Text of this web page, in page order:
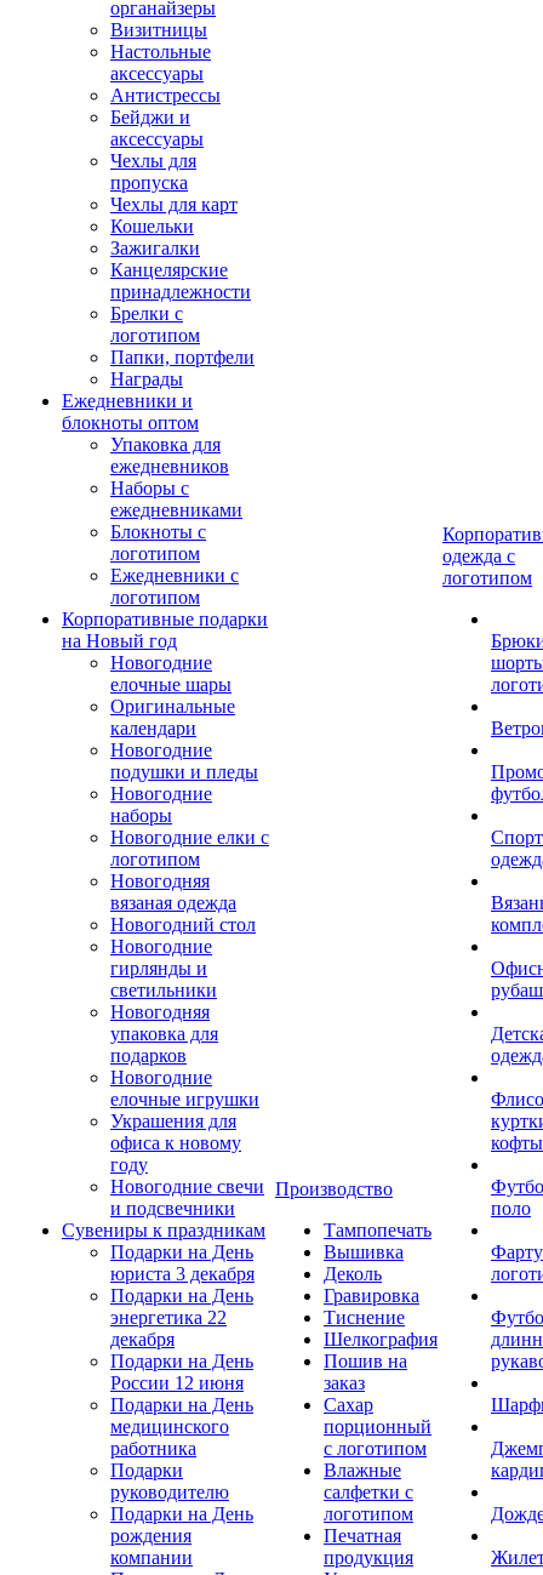
органайзеры
Визитницы
Настольные
аксессуары
Антистрессы
Бейджи и
аксессуары
Чехлы для
пропуска
Чехлы для карт
Кошельки
Зажигалки
Канцелярские
принадлежности
Брелки с
логотипом
Папки, портфели
Награды
Ежедневники и
блокноты оптом
Упаковка для
ежедневников
Наборы с
ежедневниками
Блокноты с
логотипом
Ежедневники с
логотипом
Корпоративные подарки
на Новый год
Новогодние
елочные шары
Оригинальные
календари
Новогодние
подушки и пледы
Новогодние
наборы
Новогодние елки с
логотипом
Новогодняя
вязаная одежда
Новогодний стол
Новогодние
гирлянды и
светильники
Новогодняя
упаковка для
подарков
Новогодние
елочные игрушки
Украшения для
офиса к новому
году
Новогодние свечи
и подсвечники
Сувениры к праздникам
Подарки на День
юриста 3 декабря
Подарки на День
энергетика 22
декабря
Подарки на День
России 12 июня
Подарки на День
медицинского
работника
Подарки
руководителю
Подарки на День
рождения
компании
Производство
Тампопечать
Вышивка
Деколь
Гравировка
Тиснение
Шелкография
Пошив на
заказ
Сахар
порционный
с логотипом
Влажные
салфетки с
логотипом
Печатная
продукция
одежда с
логотипом
кофты
поло